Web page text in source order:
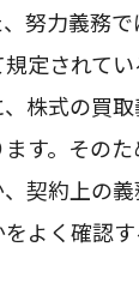
努力義務
定されて
株式の買
す。その
契約上の
よく確認